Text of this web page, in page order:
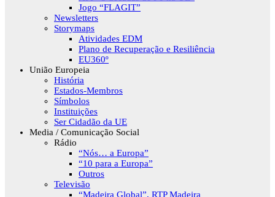
Jogo “FLAGIT”
Newsletters
Storymaps
Atividades EDM
Plano de Recuperação e Resiliência
EU360º
União Europeia
História
Estados-Membros
Símbolos
Instituições
Ser Cidadão da UE
Media / Comunicação Social
Rádio
“Nós… a Europa”
“10 para a Europa”
Outros
Televisão
“Madeira Global”, RTP Madeira